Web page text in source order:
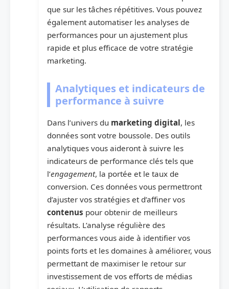
que sur les tâches répétitives. Vous pouvez
également automatiser les analyses de
performances pour un ajustement plus
rapide et plus efficace de votre stratégie
marketing.
Analytiques et indicateurs de
performance à suivre
Dans l’univers du marketing digital, les
données sont votre boussole. Des outils
analytiques vous aideront à suivre les
indicateurs de performance clés tels que
l’engagement, la portée et le taux de
conversion. Ces données vous permettront
d’ajuster vos stratégies et d’affiner vos
contenus pour obtenir de meilleurs
résultats. L’analyse régulière des
performances vous aide à identifier vos
points forts et les domaines à améliorer, vous
permettant de maximiser le retour sur
investissement de vos efforts de médias